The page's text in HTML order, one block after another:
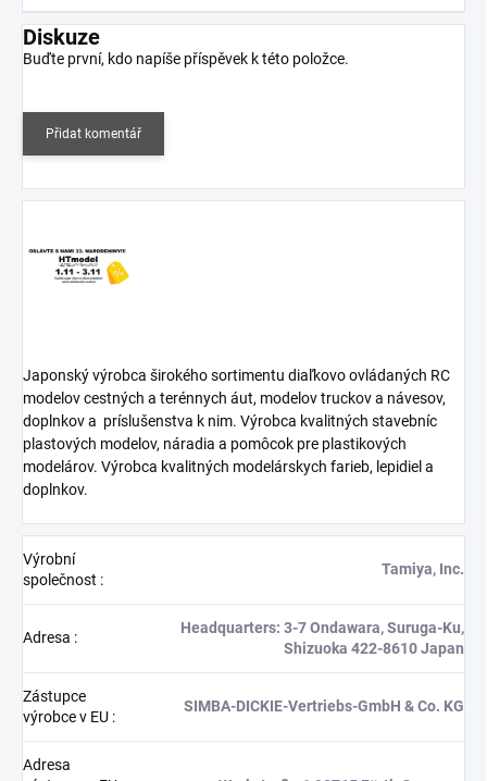
Diskuze
Buďte první, kdo napíše příspěvek k této položce.
Přidat komentář
Japonský výrobca širokého sortimentu diaľkovo ovládaných RC
modelov cestných a terénnych áut, modelov truckov a návesov,
doplnkov a príslušenstva k nim. Výrobca kvalitných stavebníc
plastových modelov, náradia a pomôcok pre plastikových
modelárov. Výrobca kvalitných modelárskych farieb, lepidiel a
doplnkov.
Výrobní
společnost :
Tamiya, Inc.
Adresa :
Headquarters: 3-7 Ondawara, Suruga-Ku,
Shizuoka 422-8610 Japan
Zástupce
výrobce v EU :
SIMBA-DICKIE-Vertriebs-GmbH & Co. KG
Adresa